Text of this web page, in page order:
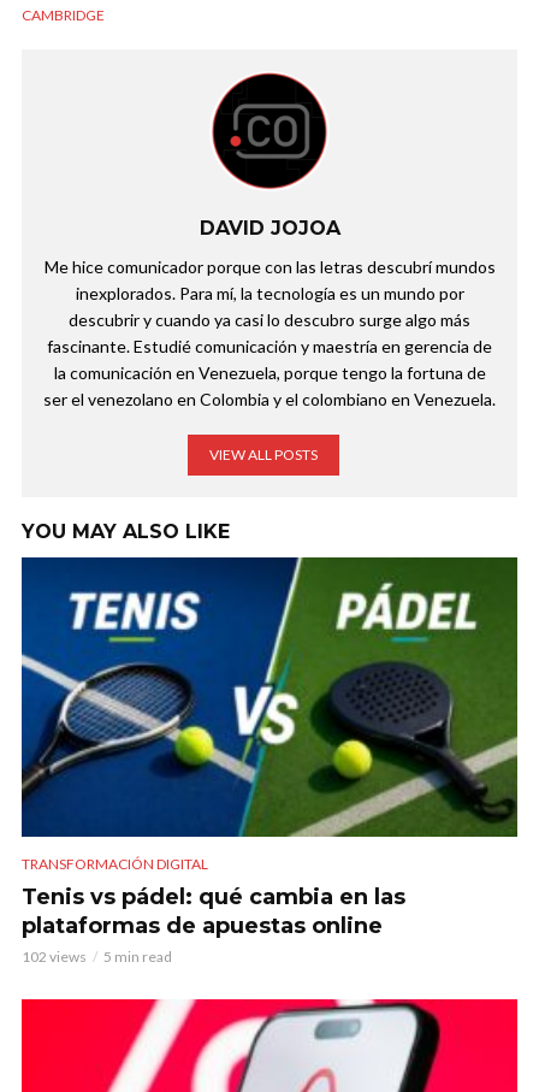
CAMBRIDGE
DAVID JOJOA
Me hice comunicador porque con las letras descubrí mundos
inexplorados. Para mí, la tecnología es un mundo por
descubrir y cuando ya casi lo descubro surge algo más
fascinante. Estudié comunicación y maestría en gerencia de
la comunicación en Venezuela, porque tengo la fortuna de
ser el venezolano en Colombia y el colombiano en Venezuela.
VIEW ALL POSTS
YOU MAY ALSO LIKE
TRANSFORMACIÓN DIGITAL
Tenis vs pádel: qué cambia en las
plataformas de apuestas online
102 views 5 min read